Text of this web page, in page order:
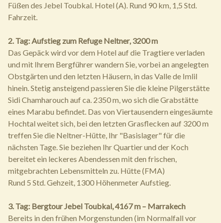
Füßen des Jebel Toubkal. Hotel (A). Rund 90 km, 1,5 Std.
Fahrzeit.
2. Tag: Aufstieg zum Refuge Neltner, 3200 m
Das Gepäck wird vor dem Hotel auf die Tragtiere verladen
und mit Ihrem Bergführer wandern Sie, vorbei an angelegten
Obstgärten und den letzten Häusern, in das Valle de Imlil
hinein. Stetig ansteigend passieren Sie die kleine Pilgerstätte
Sidi Chamharouch auf ca. 2350 m, wo sich die Grabstätte
eines Marabu befindet. Das von Viertausendern eingesäumte
Hochtal weitet sich, bei den letzten Grasflecken auf 3200 m
treffen Sie die Neltner-Hütte, Ihr "Basislager" für die
nächsten Tage. Sie beziehen Ihr Quartier und der Koch
bereitet ein leckeres Abendessen mit den frischen,
mitgebrachten Lebensmitteln zu. Hütte (FMA)
Rund 5 Std. Gehzeit, 1300 Höhenmeter Aufstieg.
3. Tag: Bergtour Jebel Toubkal, 4167 m – Marrakech
Bereits in den frühen Morgenstunden (im Normalfall vor